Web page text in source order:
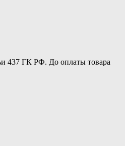
437 ГК РФ. До оплаты товара